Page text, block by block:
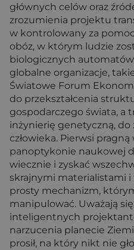
głównych celów oraz
zrozumienia projektu
w kontrolowany za
obóz, w którym ludzie
biologicznych
globalne organizacje,
Światowe Forum
do przekształcenia
gospodarczego świata, a
inżynierię genetyczną,
człowieka. Pierwsi
panoptykonie naukowej
wiecznie i zyskać
skrajnymi materialistami
prosty mechanizm,
manipulować. Uważają
inteligentnych
narzucenia planecie
prosił, na który nikt nie